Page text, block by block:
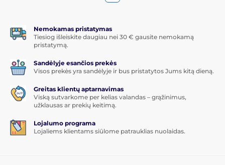
Nemokamas pristatymas
Tiesiog išleiskite daugiau nei 30 € gausite nemokamą
pristatymą.
Sandėlyje esančios prekės
Visos prekės yra sandėlyje ir bus pristatytos Jums kitą dieną.
Greitas klientų aptarnavimas
Viską sutvarkome per kelias valandas – grąžinimus,
užklausas ar prekių keitimą.
Lojalumo programa
Lojaliems klientams siūlome patrauklias nuolaidas.